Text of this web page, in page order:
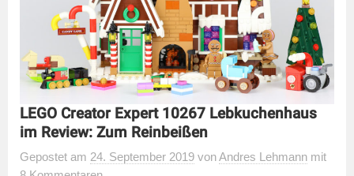
LEGO Creator Expert 10267 Lebkuchenhaus
im Review: Zum Reinbeißen
Gepostet am 24. September 2019 vonAndres Lehmann mit